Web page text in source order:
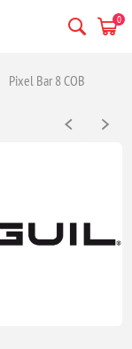
0
Pixel Bar 8 COB